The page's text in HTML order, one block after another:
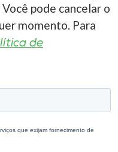
pode cancelar o
momento. Para
de